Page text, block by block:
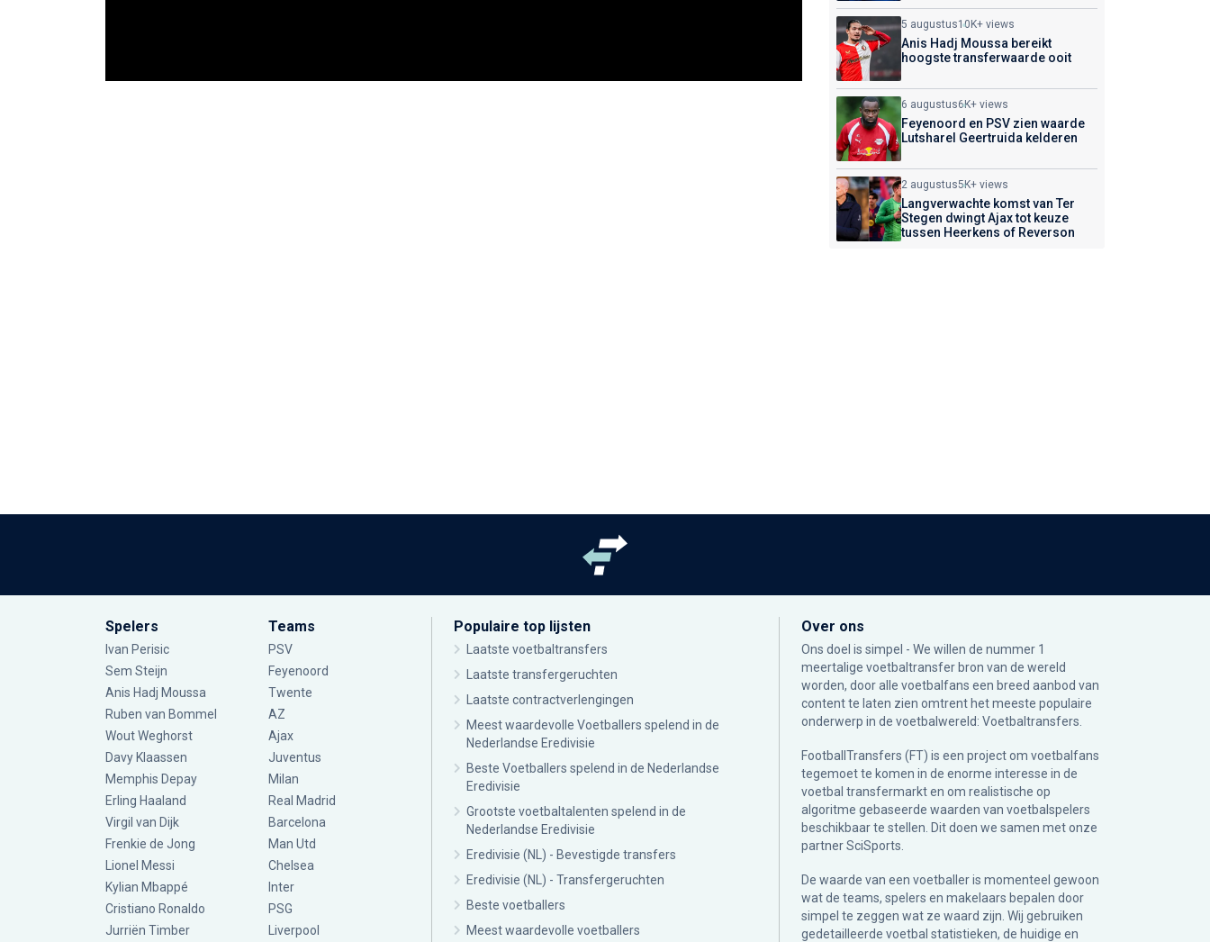
5 augustus10K+ views
Anis Hadj Moussa bereikt
hoogste transferwaarde ooit
6 augustus6K+ views
Feyenoord en PSV zien waarde
Lutsharel Geertruida kelderen
2 augustus5K+ views
Langverwachte komst van Ter
Stegen dwingt Ajax tot keuze
tussen Heerkens of Reverson
Spelers
Ivan Perisic
Sem Steijn
Anis Hadj Moussa
Ruben van Bommel
Wout Weghorst
Davy Klaassen
Memphis Depay
Erling Haaland
Virgil van Dijk
Frenkie de Jong
Lionel Messi
Kylian Mbappé
Cristiano Ronaldo
Jurriën Timber
Teams
PSV
Feyenoord
Twente
AZ
Ajax
Juventus
Milan
Real Madrid
Barcelona
Man Utd
Chelsea
Inter
PSG
Liverpool
Populaire top lijsten
Laatste voetbaltransfers
Laatste transfergeruchten
Laatste contractverlengingen
Meest waardevolle Voetballers spelend in de
Nederlandse Eredivisie
Beste Voetballers spelend in de Nederlandse
Eredivisie
Grootste voetbaltalenten spelend in de
Nederlandse Eredivisie
Eredivisie (NL) - Bevestigde transfers
Eredivisie (NL) - Transfergeruchten
Beste voetballers
Meest waardevolle voetballers
Over ons
Ons doel is simpel - We willen de nummer 1
meertalige voetbaltransfer bron van de wereld
worden, door alle voetbalfans een breed aanbod van
content te laten zien omtrent het meeste populaire
onderwerp in de voetbalwereld: Voetbaltransfers.
FootballTransfers (FT) is een project om voetbalfans
tegemoet te komen in de enorme interesse in de
voetbal transfermarkt en om realistische op
algoritme gebaseerde waarden van voetbalspelers
beschikbaar te stellen. Dit doen we samen met onze
partnerSciSports
De waarde van een voetballer is momenteel gewoon
wat de teams, spelers en makelaars bepalen door
simpel te zeggen wat ze waard zijn. Wij gebruiken
gedetailleerde voetbal statistieken, de huidige en